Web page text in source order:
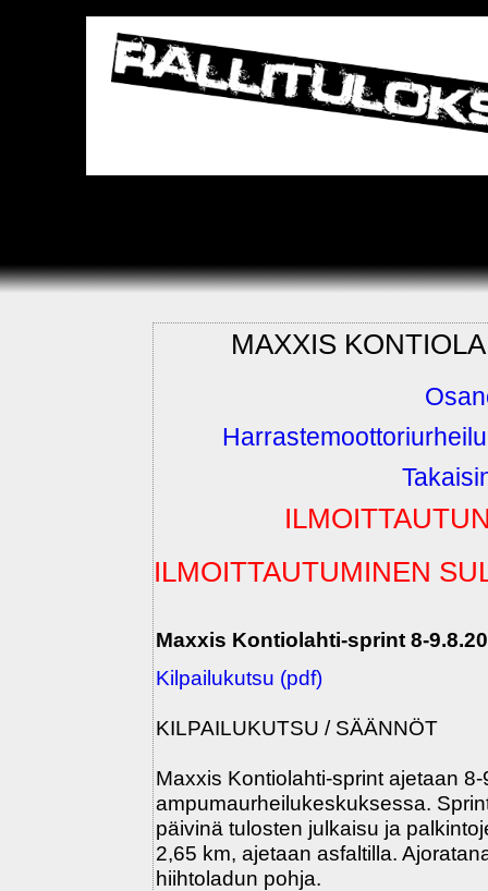
MAXXIS
ILMOITTAUTUMINEN
Maxxis Kontiolahti-sprint 8-
Kilpailukutsu (pdf)
KILPAILUKUTSU / SÄÄNNÖT
Maxxis Kontiolahti-sprint ajetaan
ampumaurheilukeskuksessa.
päivinä tulosten julkaisu ja
2,65 km, ajetaan asfaltilla.
hiihtoladun pohja.